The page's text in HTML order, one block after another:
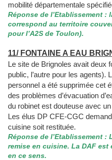
mobilité départementale
Réponse de l’Etablissement
correspond au territoire
pour l’A2S de Toulon).
11/ FONTAINE A EAU
Le site de Brignoles avait deux
public, l’autre pour les agents).
personnel a été supprimée cet
des problèmes d’évacuation
du robinet est douteuse avec
Les élus DP CFE-CGC
cuisine soit restituée.
Réponse de l’Etablissement :
remise en cuisine. La DAF
en ce sens.